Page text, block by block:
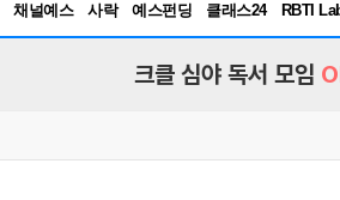
채널예스 사락 예스펀딩 클래스24
독서유형
크클 심야 독서 모임